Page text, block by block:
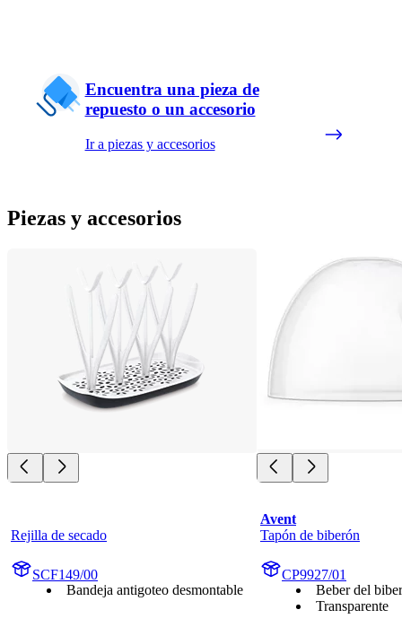
Encuentra una pieza de
repuesto o un accesorio
Ir a piezas y accesorios
Piezas y accesorios
Rejilla de secado
SCF149/00
Bandeja antigoteo desmontable
Avent
Tapón de biberón
CP9927/01
Beber del
Transparente